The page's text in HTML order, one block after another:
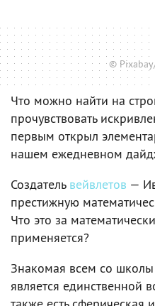
©
Что можно найти на
прочувствовать
первым открыл
нашем ежедневном
Создатель вейвлетов —
престижную
Что это за
применяется?
Знакомая всем со
является